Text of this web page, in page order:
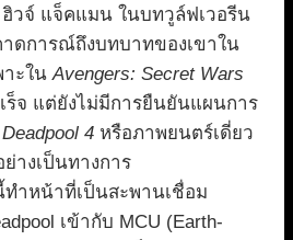
วจ์ แจ็คแมน ในบทวูล์ฟเวอรีน
าดการณ์ถึงบทบาทของเขาใน
าะในAvengers: Secret Wars
ร็จ แต่ยังไม่มีการยืนยันแผนการ
Deadpool 4 หรือภาพยนตร์เดี่ยว
างเป็นทางการ
ทำหน้าที่เป็นสะพานเชื่อม
เข้ากับ MCU (Earth-